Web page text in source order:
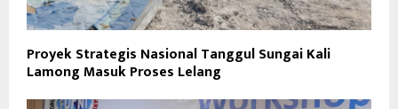
Proyek Strategis Nasional Tanggul Sungai Kali
Lamong Masuk Proses Lelang